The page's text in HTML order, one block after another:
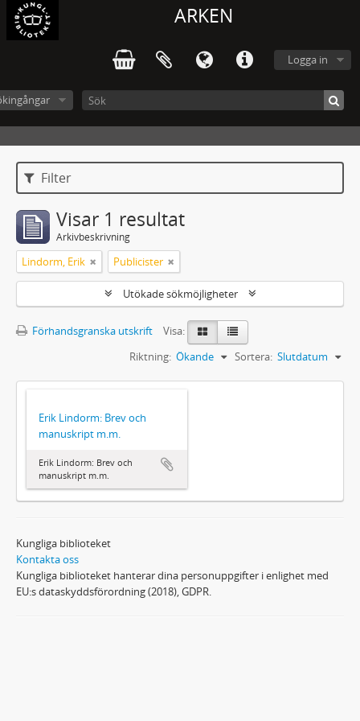
ARKEN
Logga in
Filter
Visar 1 resultat
Arkivbeskrivning
Lindorm, Erik Publicister
Utökade sökmöjligheter
Förhandsgranska utskrift
Visa:
Sortera: Slutdatum
Riktning: Ökande
Erik Lindorm: Brev och
manuskript m.m.
Erik Lindorm: Brev och
manuskript m.m.
Kungliga biblioteket
Kontakta oss
Kungliga biblioteket hanterar dina personuppgifter i enlighet med
EU:s dataskyddsförordning (2018), GDPR.